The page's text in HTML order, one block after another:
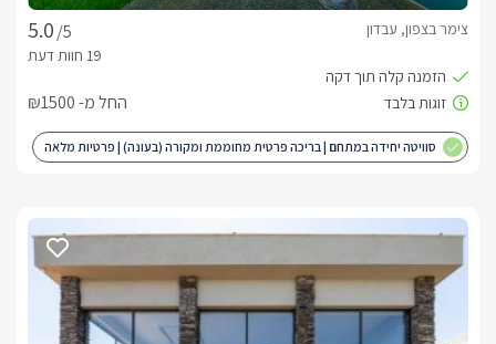
/5
צימר בצפון, עבדון
החל מ- ₪1500
סוויטה יחידה במתחם | בריכה פרטית מחוממת ומקורה (בעונה) | פרטיות מלאה